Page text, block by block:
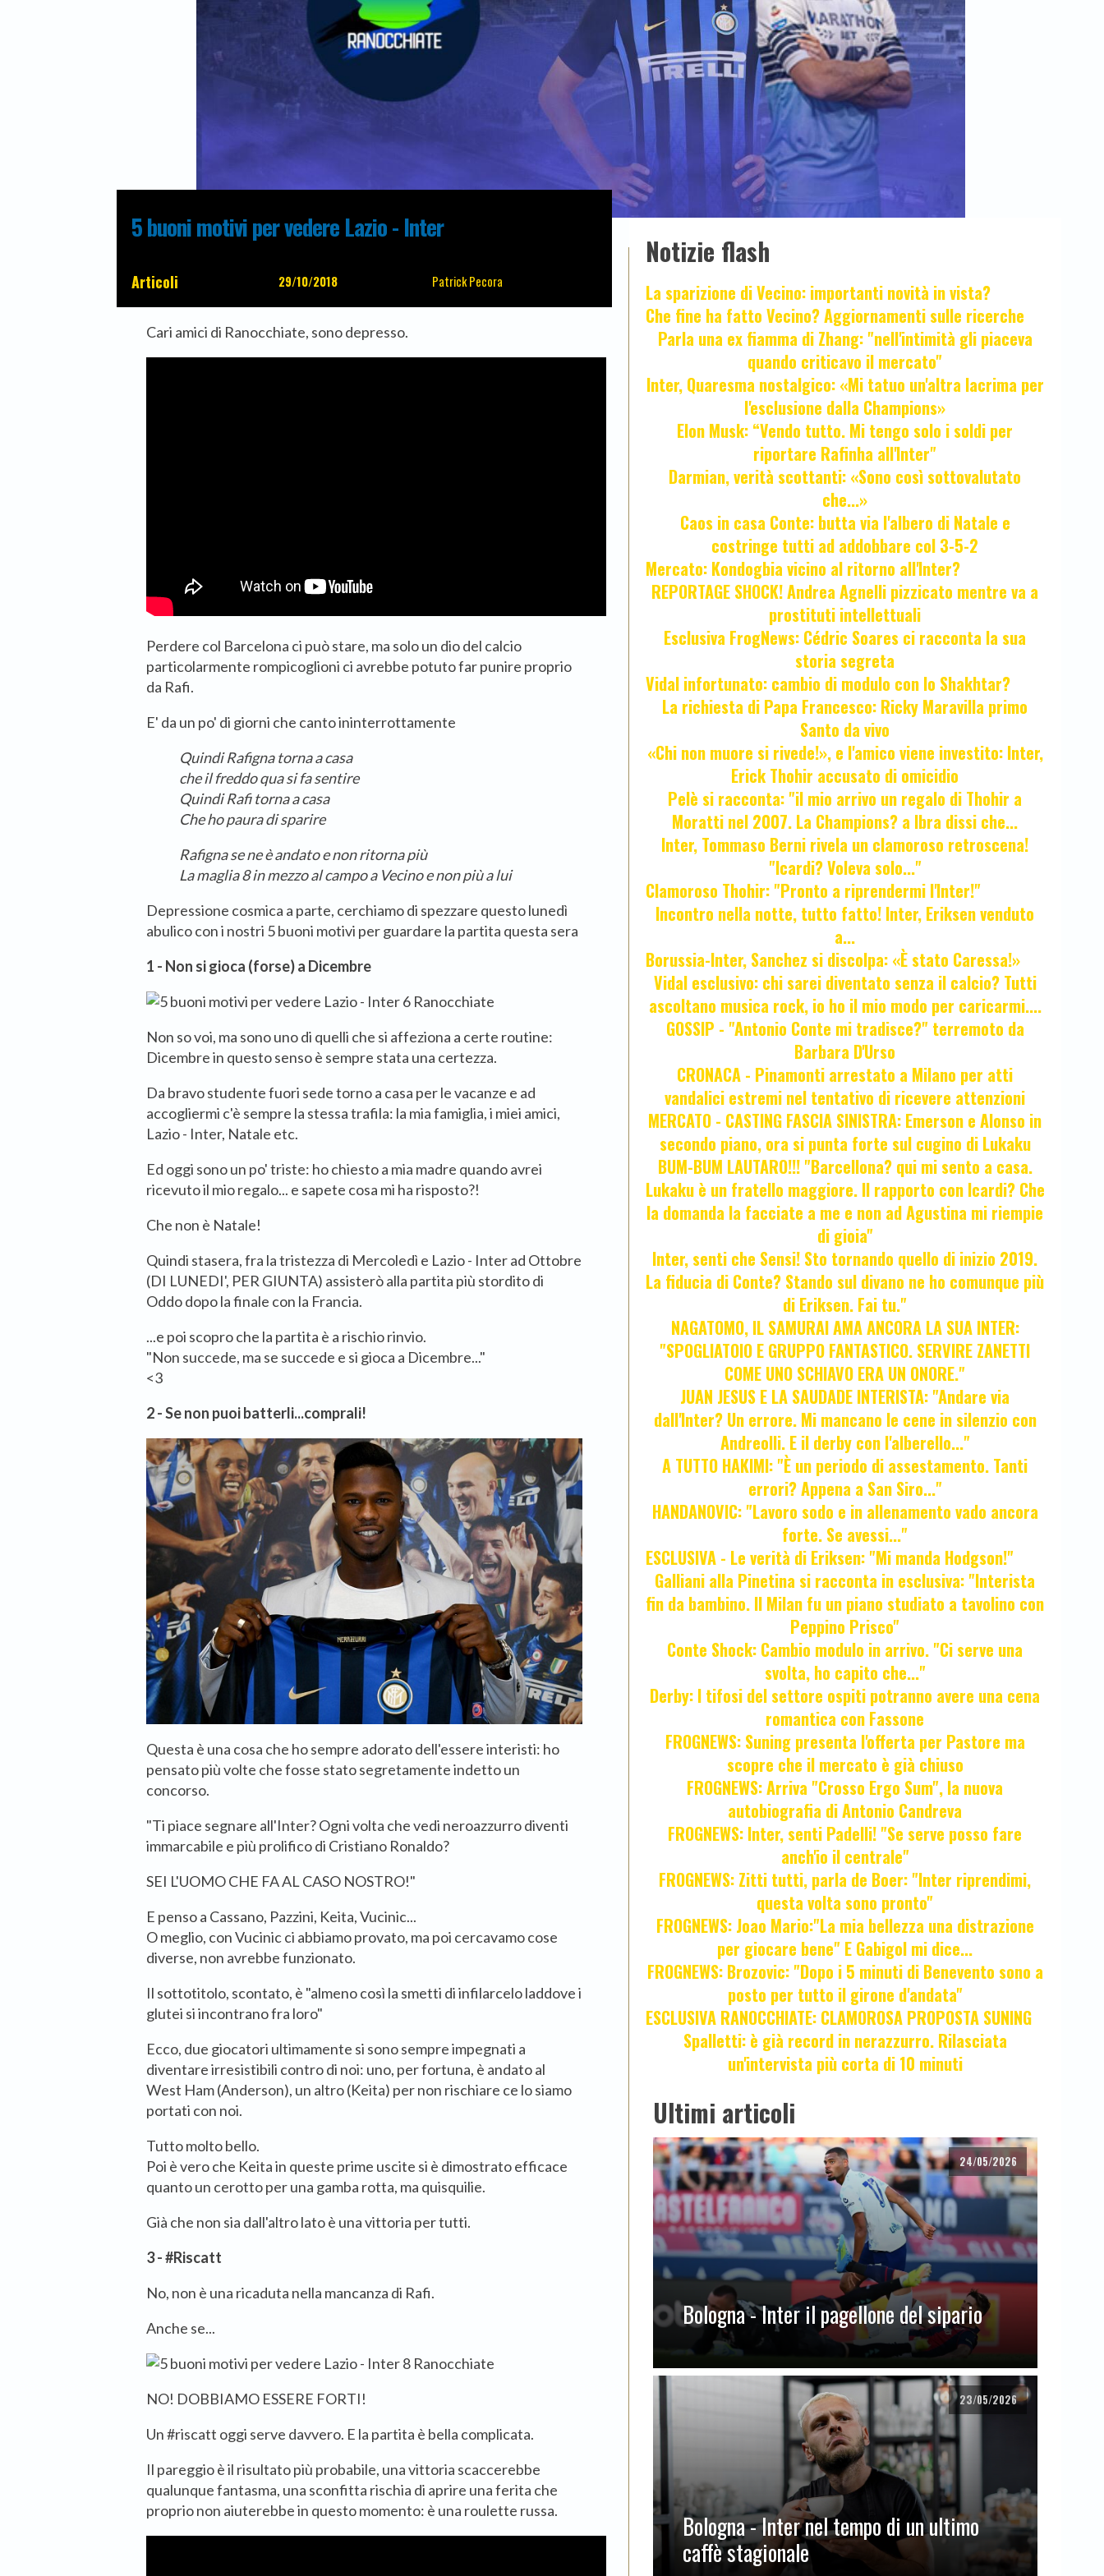
5 buoni motivi per vedere Lazio - Inter
Articoli 29/10/2018 Patrick Pecora
Cari amici di Ranocchiate, sono depresso.
Perdere col Barcelona ci può stare, ma solo un dio del calcio
particolarmente rompicoglioni ci avrebbe potuto far punire proprio
da Rafi.
E' da un po' di giorni che canto ininterrottamente
Quindi Rafigna torna a casa
che il freddo qua si fa sentire
Quindi Rafi torna a casa
Che ho paura di sparire
Rafigna se ne è andato e non ritorna più
La maglia 8 in mezzo al campo a Vecino e non più a lui
Depressione cosmica a parte, cerchiamo di spezzare questo lunedì
abulico con i nostri 5 buoni motivi per guardare la partita questa sera
1 - Non si gioca (forse) a Dicembre
Non so voi, ma sono uno di quelli che si affeziona a certe routine:
Dicembre in questo senso è sempre stata una certezza.
Da bravo studente fuori sede torno a casa per le vacanze e ad
accogliermi c'è sempre la stessa trafila: la mia famiglia, i miei amici,
Lazio - Inter, Natale etc.
Ed oggi sono un po' triste: ho chiesto a mia madre quando avrei
ricevuto il mio regalo... e sapete cosa mi ha risposto?!
Che non è Natale!
Quindi stasera, fra la tristezza di Mercoledì e Lazio - Inter ad Ottobre
(DI LUNEDI', PER GIUNTA) assisterò alla partita più stordito di
Oddo dopo la finale con la Francia.
...e poi scopro che la partita è a rischio rinvio.
"Non succede, ma se succede e si gioca a Dicembre..."
<3
2 - Se non puoi batterli...comprali!
Questa è una cosa che ho sempre adorato dell'essere interisti: ho
pensato più volte che fosse stato segretamente indetto un
concorso.
"Ti piace segnare all'Inter? Ogni volta che vedi neroazzurro diventi
immarcabile e più prolifico di Cristiano Ronaldo?
SEI L'UOMO CHE FA AL CASO NOSTRO!"
E penso a Cassano, Pazzini, Keita, Vucinic...
O meglio, con Vucinic ci abbiamo provato, ma poi cercavamo cose
diverse, non avrebbe funzionato.
Il sottotitolo, scontato, è "almeno così la smetti di infilarcelo laddove i
glutei si incontrano fra loro"
Ecco, due giocatori ultimamente si sono sempre impegnati a
diventare irresistibili contro di noi: uno, per fortuna, è andato al
West Ham (Anderson), un altro (Keita) per non rischiare ce lo siamo
portati con noi.
Tutto molto bello.
Poi è vero che Keita in queste prime uscite si è dimostrato efficace
quanto un cerotto per una gamba rotta, ma quisquilie.
Già che non sia dall'altro lato è una vittoria per tutti.
3 - #Riscatt
No, non è una ricaduta nella mancanza di Rafi.
Anche se...
NO! DOBBIAMO ESSERE FORTI!
Un #riscatt oggi serve davvero. E la partita è bella complicata.
Il pareggio è il risultato più probabile, una vittoria scaccerebbe
qualunque fantasma, una sconfitta rischia di aprire una ferita che
proprio non aiuterebbe in questo momento: è una roulette russa.
Notizie flash
La sparizione di Vecino: importanti novità in vista?
Che fine ha fatto Vecino? Aggiornamenti sulle ricerche
Parla una ex fiamma di Zhang: "nell'intimità gli piaceva
quando criticavo il mercato"
Inter, Quaresma nostalgico: «Mi tatuo un'altra lacrima per
l'esclusione dalla Champions»
Elon Musk: “Vendo tutto. Mi tengo solo i soldi per
riportare Rafinha all'Inter"
Darmian, verità scottanti: «Sono così sottovalutato
che...»
Caos in casa Conte: butta via l'albero di Natale e
costringe tutti ad addobbare col 3-5-2
Mercato: Kondogbia vicino al ritorno all'Inter?
REPORTAGE SHOCK! Andrea Agnelli pizzicato mentre va a
prostituti intellettuali
Esclusiva FrogNews: Cédric Soares ci racconta la sua
storia segreta
Vidal infortunato: cambio di modulo con lo Shakhtar?
La richiesta di Papa Francesco: Ricky Maravilla primo
Santo da vivo
«Chi non muore si rivede!», e l'amico viene investito: Inter,
Erick Thohir accusato di omicidio
Pelè si racconta: "il mio arrivo un regalo di Thohir a
Moratti nel 2007. La Champions? a Ibra dissi che...
Inter, Tommaso Berni rivela un clamoroso retroscena!
"Icardi? Voleva solo..."
Clamoroso Thohir: "Pronto a riprendermi l'Inter!"
Incontro nella notte, tutto fatto! Inter, Eriksen venduto
a...
Borussia-Inter, Sanchez si discolpa: «È stato Caressa!»
Vidal esclusivo: chi sarei diventato senza il calcio? Tutti
ascoltano musica rock, io ho il mio modo per caricarmi....
GOSSIP - "Antonio Conte mi tradisce?" terremoto da
Barbara D'Urso
CRONACA - Pinamonti arrestato a Milano per atti
vandalici estremi nel tentativo di ricevere attenzioni
MERCATO - CASTING FASCIA SINISTRA: Emerson e Alonso in
secondo piano, ora si punta forte sul cugino di Lukaku
BUM-BUM LAUTARO!!! "Barcellona? qui mi sento a casa.
Lukaku è un fratello maggiore. Il rapporto con Icardi? Che
la domanda la facciate a me e non ad Agustina mi riempie
di gioia"
Inter, senti che Sensi! Sto tornando quello di inizio 2019.
La fiducia di Conte? Stando sul divano ne ho comunque più
di Eriksen. Fai tu."
NAGATOMO, IL SAMURAI AMA ANCORA LA SUA INTER:
"SPOGLIATOIO E GRUPPO FANTASTICO. SERVIRE ZANETTI
COME UNO SCHIAVO ERA UN ONORE."
JUAN JESUS E LA SAUDADE INTERISTA: "Andare via
dall'Inter? Un errore. Mi mancano le cene in silenzio con
Andreolli. E il derby con l'alberello..."
A TUTTO HAKIMI: "È un periodo di assestamento. Tanti
errori? Appena a San Siro..."
HANDANOVIC: "Lavoro sodo e in allenamento vado ancora
forte. Se avessi..."
ESCLUSIVA - Le verità di Eriksen: "Mi manda Hodgson!"
Galliani alla Pinetina si racconta in esclusiva: "Interista
fin da bambino. Il Milan fu un piano studiato a tavolino con
Peppino Prisco"
Conte Shock: Cambio modulo in arrivo. "Ci serve una
svolta, ho capito che..."
Derby: I tifosi del settore ospiti potranno avere una cena
romantica con Fassone
FROGNEWS: Suning presenta l'offerta per Pastore ma
scopre che il mercato è già chiuso
FROGNEWS: Arriva "Crosso Ergo Sum", la nuova
autobiografia di Antonio Candreva
FROGNEWS: Inter, senti Padelli! "Se serve posso fare
anch'io il centrale"
FROGNEWS: Zitti tutti, parla de Boer: "Inter riprendimi,
questa volta sono pronto"
FROGNEWS: Joao Mario:"La mia bellezza una distrazione
per giocare bene" E Gabigol mi dice...
FROGNEWS: Brozovic: "Dopo i 5 minuti di Benevento sono a
posto per tutto il girone d'andata"
ESCLUSIVA RANOCCHIATE: CLAMOROSA PROPOSTA SUNING
Spalletti: è già record in nerazzurro. Rilasciata
un'intervista più corta di 10 minuti
Ultimi articoli
24/05/2026
Bologna - Inter il pagellone del sipario
23/05/2026
Bologna - Inter nel tempo di un ultimo
caffè stagionale